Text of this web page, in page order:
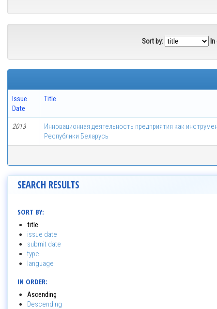
Sort by: In
Issue
Date
Title
2013
Инновационная деятельность предприятия как
Республики Беларусь
SEARCH RESULTS
SORT BY:
title
issue date
submit date
type
language
IN ORDER:
Ascending
Descending